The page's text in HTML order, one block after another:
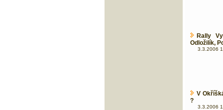
Rally
Odložilík,
3.3.2006
V
?
3.3.2006